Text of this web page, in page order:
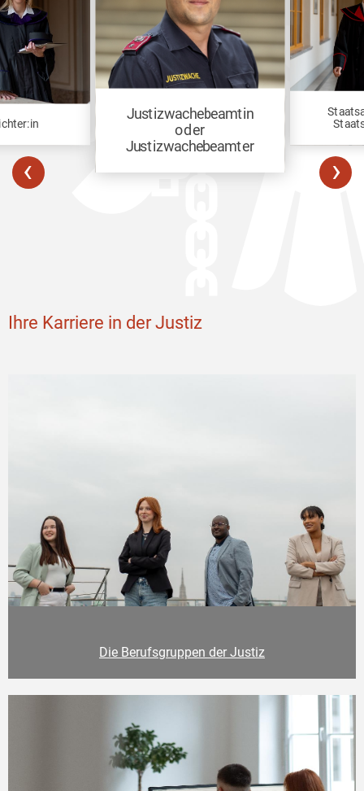
Justizwachebeamtin
oder
Justizwachebeamter
‹ ›
Ihre Karriere in der Justiz
Die Berufsgruppen der Justiz